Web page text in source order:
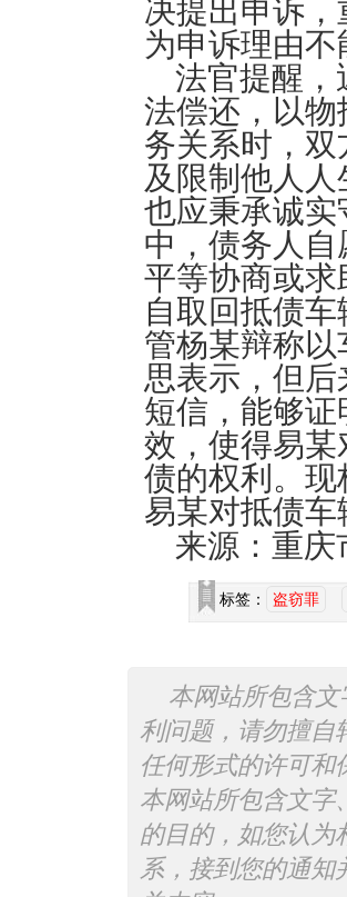
决提出申诉
为申诉理由
法官提醒，
法偿还，以
务关系时，
及限制他人
也应秉承诚
中，债务人
平等协商或
自取回抵债
管杨某辩称
思表示，但
短信，能够
效，使得易
债的权利。
易某对抵债
来源：重庆
标签： 盗窃罪
本网站所包含
利问题，请勿擅自
任何形式的许可和
本网站所包含文字
的目的，如您认为
系，接到您的通知